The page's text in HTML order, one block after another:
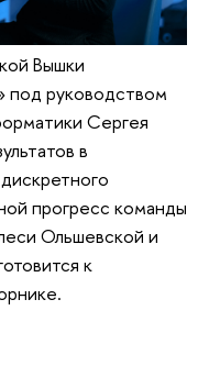
Вышки
под руководством
Сергея
в
прогресс команды
Ольшевской и
к